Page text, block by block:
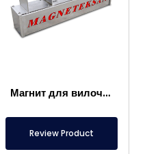
Магнит для вилочного погрузчика – Полностью из нержавеющей стали – Эффективное расстояние 10 см – Легкое высвобождение с ручкой
Review Product